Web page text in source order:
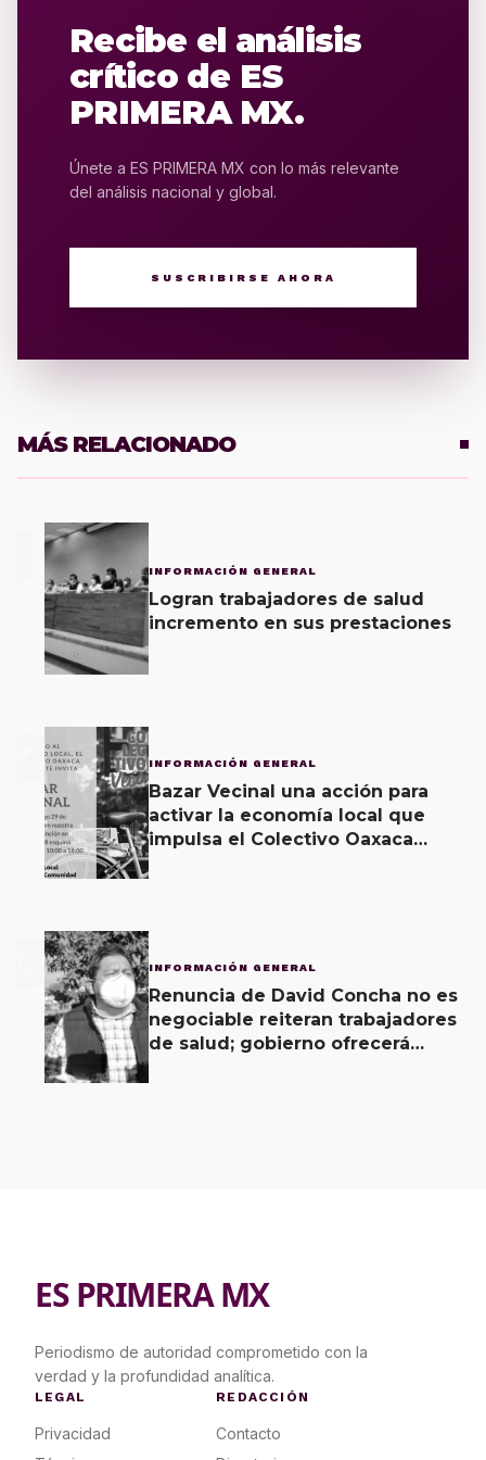
Recibe el análisis
crítico de ES
PRIMERA MX.
Únete a ES PRIMERA MX con lo más relevante
del análisis nacional y global.
SUSCRIBIRSE AHORA
MÁS RELACIONADO
INFORMACIÓN GENERAL
Logran trabajadores de salud
incremento en sus prestaciones
2 INFORMACIÓN GENERAL
Bazar Vecinal una acción para
activar la economía local que
impulsa el Colectivo Oaxaca
3 INFORMACIÓN GENERAL
Renuncia de David Concha no es
negociable reiteran trabajadores
de salud; gobierno ofrecerá
ES PRIMERA MX
Periodismo de autoridad comprometido con la
verdad y la profundidad analítica.
LEGAL
Privacidad
REDACCIÓN
Contacto